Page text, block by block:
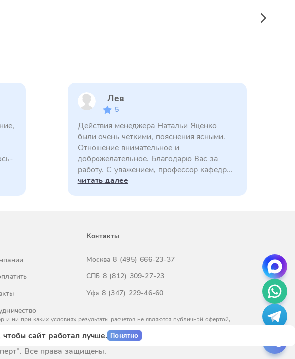
, чтобы сайт работал лучше. Понятно
Лев
5
Действия менеджера Натальи Яценко
были очень четкими, пояснения ясными.
Отношение внимательное и
доброжелательное. Благодарю Вас за
работу. С уважением, профессор кафедр...
читать далее
Контакты
Москва8 (495) 666-23-37
СПБ 8 (812) 309-27-23
Уфа 8 (347) 229-46-60
ни при каких условиях результаты расчетов не являются публичной офертой,
Все права защищены.